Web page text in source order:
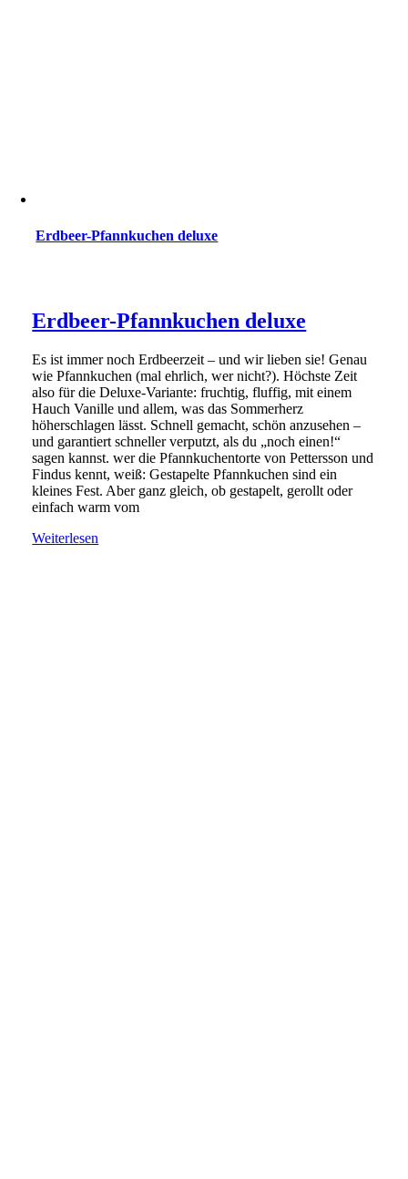
Erdbeer-Pfannkuchen deluxe
Erdbeer-Pfannkuchen deluxe
Es ist immer noch Erdbeerzeit – und wir lieben sie! Genau
wie Pfannkuchen (mal ehrlich, wer nicht?). Höchste Zeit
also für die Deluxe-Variante: fruchtig, fluffig, mit einem
Hauch Vanille und allem, was das Sommerherz
höherschlagen lässt. Schnell gemacht, schön anzusehen –
und garantiert schneller verputzt, als du „noch einen!“
sagen kannst. wer die Pfannkuchentorte von Pettersson und
Findus kennt, weiß: Gestapelte Pfannkuchen sind ein
kleines Fest. Aber ganz gleich, ob gestapelt, gerollt oder
einfach warm vom
Weiterlesen